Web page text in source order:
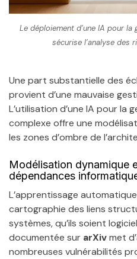
Le déploiement d’une IA pour la
sécurise l’analyse des
Une part substantielle des
provient d’une mauvaise
L’utilisation d’une IA pour la
complexe offre une
les zones d’ombre de
Modélisation dynamique
dépendances
L’apprentissage
cartographie des liens
systèmes, qu’ils soient
documentée sur arXivmet
nombreuses vulnérabilités